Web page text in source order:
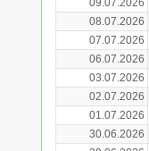
09.07.2026
08.07.2026
07.07.2026
06.07.2026
03.07.2026
02.07.2026
01.07.2026
30.06.2026